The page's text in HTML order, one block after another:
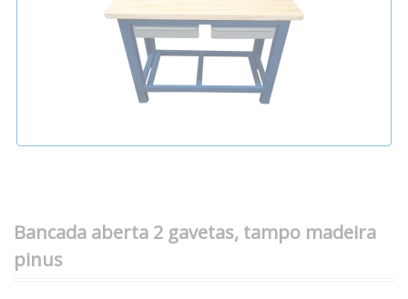
Bancada aberta 2 gavetas, tampo madeira
pinus